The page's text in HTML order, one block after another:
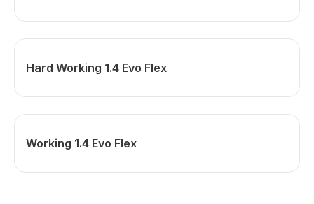
Hard Working 1.4 Evo Flex
Working 1.4 Evo Flex